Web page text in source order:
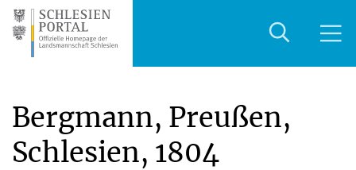
Bergmann, Preußen,
Schlesien, 1804